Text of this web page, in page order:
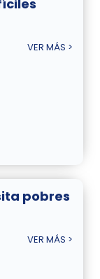
VER MÁS >
pobres
VER MÁS >